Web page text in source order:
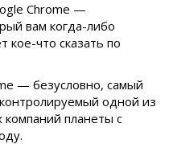
Chrome —
вам когда-либо
кое-что сказать по
— безусловно, самый
одной из
компаний планеты с